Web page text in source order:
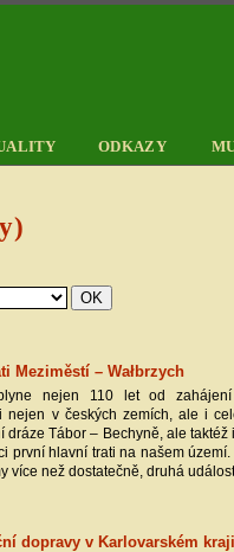
ODKAZY
Meziměstí – Wałbrzych
nejen 110 let od
nejen v českých zemích, ale i
dráze Tábor – Bechyně, ale
první hlavní trati na našem
více než dostatečně, druhá
dopravy v Karlovarském